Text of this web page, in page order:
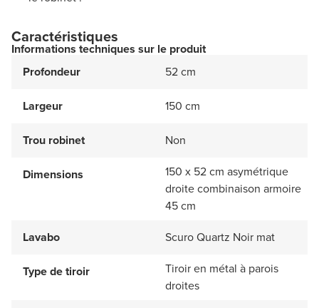
Caractéristiques
Informations techniques sur le produit
Profondeur
52 cm
Largeur 150 cm
Trou robinet Non
Dimensions
150 x 52 cm asymétrique
droite combinaison armoire
45 cm
Lavabo
Scuro Quartz Noir mat
Type de tiroir
Tiroir en métal à parois
droites